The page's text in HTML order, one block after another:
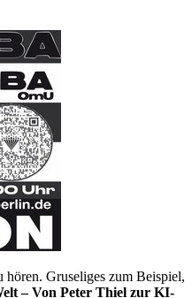
Gruseliges zum Beispiel,
– Von Peter Thiel zur KI-